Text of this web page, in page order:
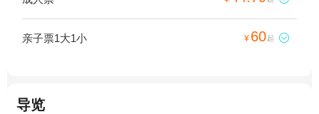
亲子票1大1小 ¥ 60起 
导览